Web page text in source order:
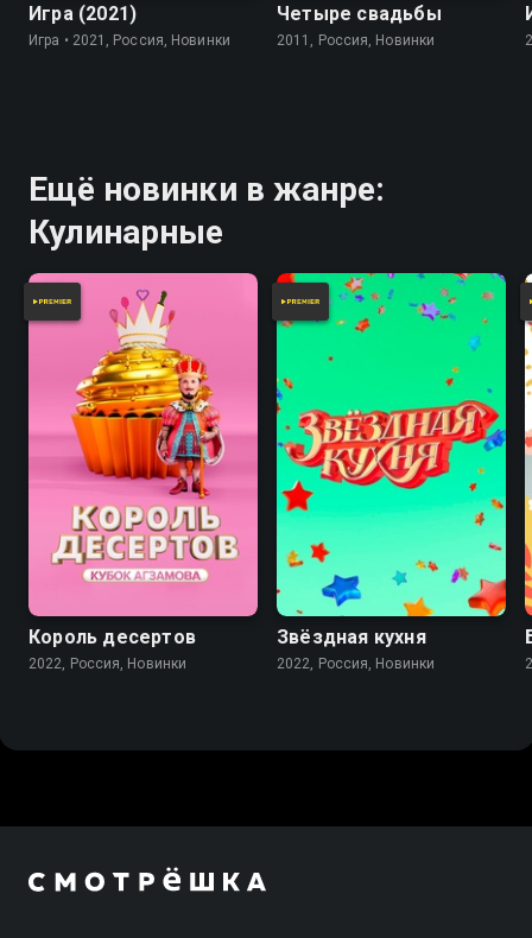
Игра (2021)
Игра • 2021, Россия, Новинки
Четыре свадьбы
2011, Россия, Новинки
Ещё новинки в жанре:
Кулинарные
Король десертов
2022, Россия, Новинки
Звёздная кухня
2022, Россия, Новинки